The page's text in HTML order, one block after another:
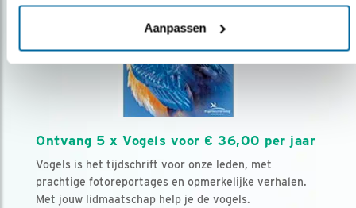
Aanpassen
Ontvang 5 x Vogels voor € 36,00 per jaar
Vogels is het tijdschrift voor onze leden, met
prachtige fotoreportages en opmerkelijke verhalen.
Met jouw lidmaatschap help je de vogels.